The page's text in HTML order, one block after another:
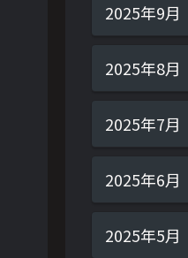
2025年9月
2025年8月
2025年7月
2025年6月
2025年5月